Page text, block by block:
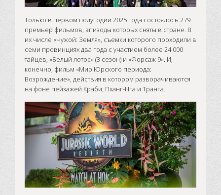
Только в первом полугодии 2025 года состоялось 279
премьер фильмов, эпизоды которых сняты в стране. В
их числе «Чужой: Земля», съемки которого проходили в
семи провинциях два года с участием более 24 000
тайцев, «Белый лотос» (3 сезон) и «Форсаж 9». И,
конечно, фильм «Мир Юрского периода:
Возрождение», действия в котором разворачиваются
на фоне пейзажей Краби, Пханг-Нга и Транга.